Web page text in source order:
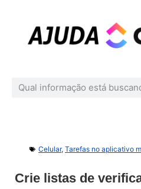
Celular, Tarefas no aplicativo
Crie listas de